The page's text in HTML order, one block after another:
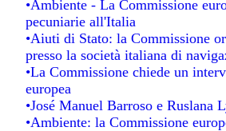
•Ambiente - La Commissione
pecuniarie all'Italia
•Aiuti di Stato: la Commissione
presso la società italiana di
•La Commissione chiede un
europea
•José Manuel Barroso e Ruslana
•Ambiente: la Commissione